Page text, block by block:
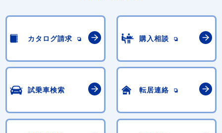
カタログ請求 購入相談
試乗車検索 転居連絡